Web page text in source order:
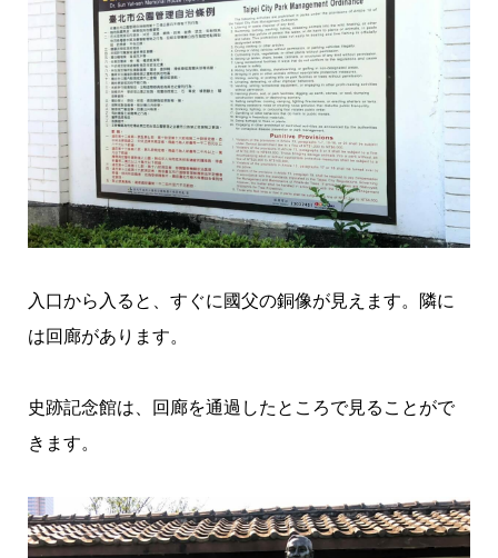
入口から入ると、すぐに國父の銅像が見えます。隣に
は回廊があります。
史跡記念館は、回廊を通過したところで見ることがで
きます。